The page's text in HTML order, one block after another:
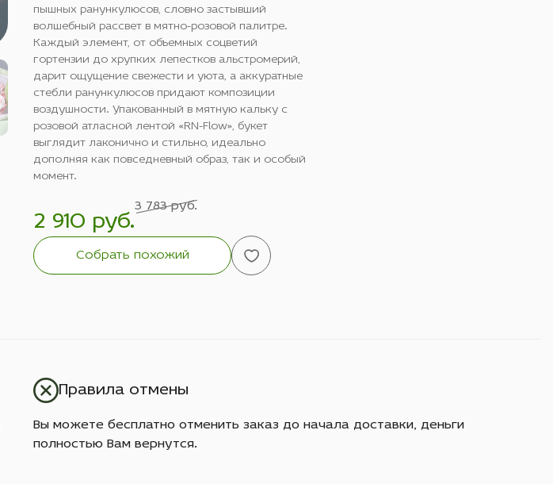
пышных ранункулюсов, словно застывший
волшебный рассвет в мятно-розовой палитре.
Каждый элемент, от объемных соцветий
гортензии до хрупких лепестков альстромерий,
дарит ощущение свежести и уюта, а аккуратные
стебли ранункулюсов придают композиции
воздушности. Упакованный в мятную кальку с
розовой атласной лентой «RN-Flow», букет
выглядит лаконично и стильно, идеально
дополняя как повседневный образ, так и особый
момент.
2 910 руб.
3 783 руб.
Собрать похожий
Правила отмены
Вы можете бесплатно отменить заказ до начала доставки, деньги
полностью Вам вернутся.